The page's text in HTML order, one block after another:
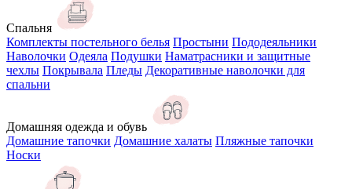
Спальня
Комплекты постельного белья Простыни Пододеяльники
Наволочки Одеяла Подушки Наматрасники и защитные
чехлы Покрывала Пледы Декоративные наволочки для
спальни
Домашняя одежда и обувь
Домашние тапочки Домашние халаты Пляжные тапочки
Носки